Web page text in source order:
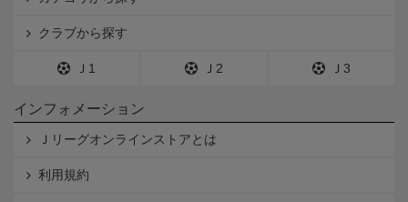
クラブから探す
Ｊ1 Ｊ2 Ｊ3
インフォメーション
Ｊリーグオンラインストアとは
利用規約